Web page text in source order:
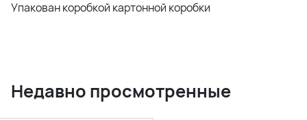
Упакован коробкой картонной коробки
Недавно просмотренные